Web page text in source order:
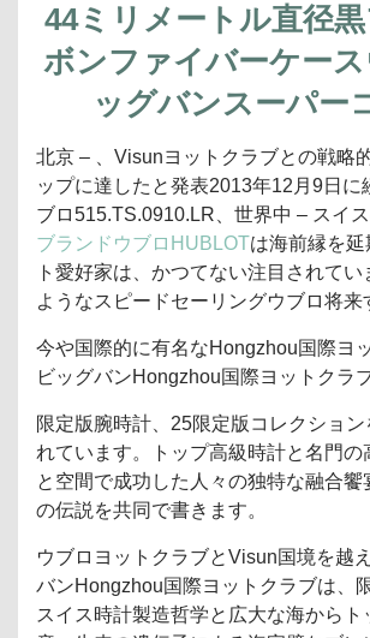
44ミリメートル直径
ボンファイバーケー
ッグバンスーパー
北京 – 、Visunヨットクラブとの戦略
ップに達したと発表2013年12月9日に
ブロ515.TS.0910.LR、世界中 – スイ
ブランドウブロHUBLOTは海前縁を
ト愛好家は、かつてない注目されて
ようなスピードセーリングウブロ将来
今や国際的に有名なHongzhou国際ヨ
ビッグバンHongzhou国際ヨットクラ
限定版腕時計、25限定版コレクション
れています。トップ高級時計と名門の
と空間で成功した人々の独特な融合饗
の伝説を共同で書きます。
ウブロヨットクラブとVisun国境を越
バンHongzhou国際ヨットクラブは、
スイス時計製造哲学と広大な海からト